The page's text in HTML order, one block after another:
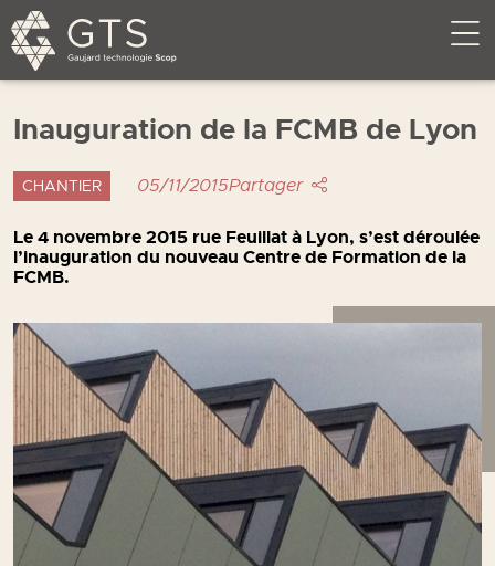
Inauguration de la FCMB de Lyon
CHANTIER 05/11/2015Partager
Le 4 novembre 2015 rue Feuillat à Lyon, s’est déroulée
l’inauguration du nouveau Centre de Formation de la
FCMB.